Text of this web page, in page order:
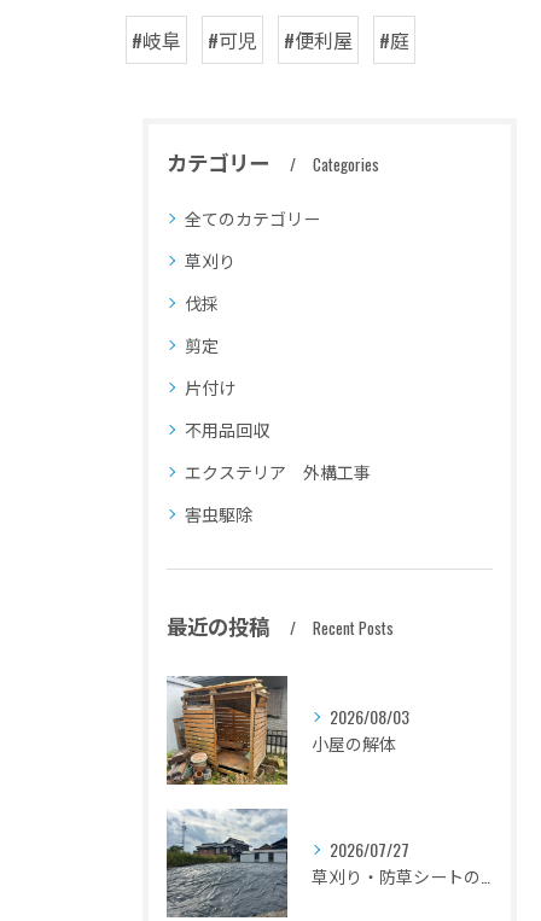
#岐阜 #可児 #便利屋 #庭
カテゴリー Categories
全てのカテゴリー
草刈り
伐採
剪定
片付け
不用品回収
エクステリア 外構工事
害虫駆除
最近の投稿 Recent Posts
2026/08/03
小屋の解体
2026/07/27